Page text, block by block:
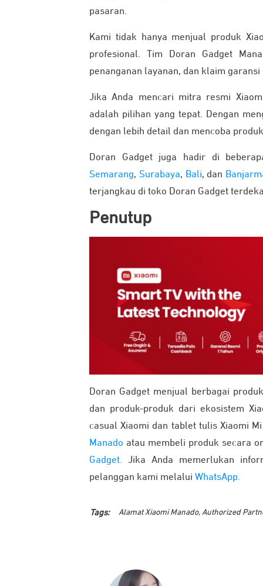
pasaran.
Kami tidak hanya menjual produk
profesional. Tim Doran Gadget
penanganan layanan, dan klaim
Jika Anda mencari mitra resmi
adalah pilihan yang tepat. Dengan
dengan lebih detail dan mencoba
Doran Gadget juga hadir di
Semarang, Surabaya, Bali, dan
terjangkau di toko Doran Gadget
Penutup
Doran Gadget menjual berbagai
dan produk-produk dari ekosistem
casual Xiaomi dan tablet tulis Xiaomi
Manado atau membeli produk secara
Gadget. Jika Anda memerlukan
pelanggan kami melalui WhatsApp.
Tags: Alamat Xiaomi Manado,Authorized